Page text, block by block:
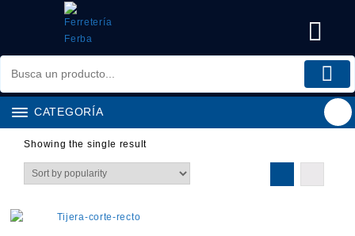
CATEGORÍA
Showing the single result